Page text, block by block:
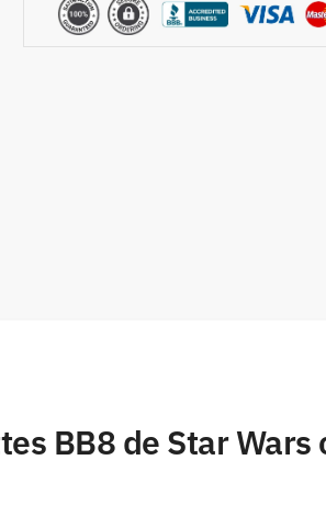
BB8 de Star Wars